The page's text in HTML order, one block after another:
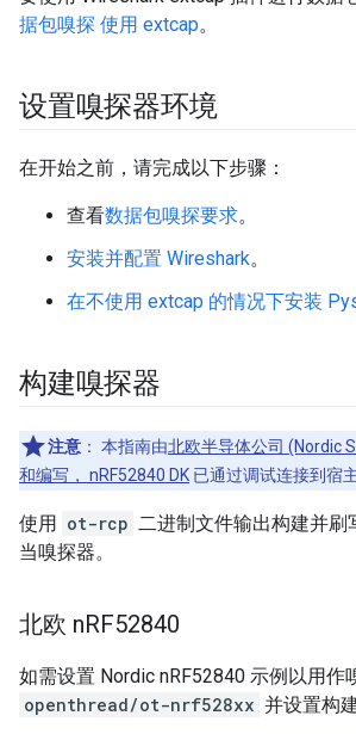
据包嗅探 使用 extcap。
设置嗅探器环境
在开始之前，请完成以下步骤：
查看数据包嗅探要求。
安装并配置 Wireshark。
在不使用 extcap 的情况下安装
构建嗅探器
注意 ： 本指南由北欧半导体公司 (Nordic
和编写， nRF52840 DK 已通过调试连接到宿
使用 ot-rcp 二进制文件输出构建并刷
当嗅探器。
北欧 nRF52840
如需设置 Nordic nRF52840 示例以用作
openthread/ot-nrf528xx 并设置构